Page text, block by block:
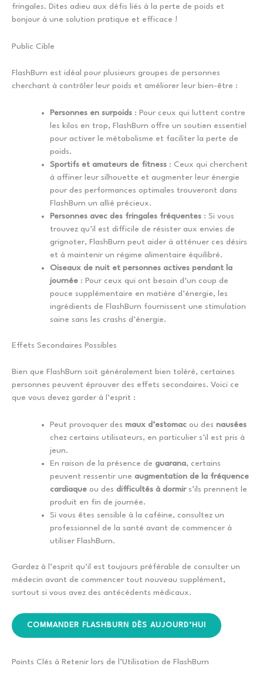
fringales. Dites adieu aux défis liés à la perte de poids et
bonjour à une solution pratique et efficace !
Public Cible
FlashBurn est idéal pour plusieurs groupes de personnes
cherchant à contrôler leur poids et améliorer leur bien-être :
Personnes en surpoids : Pour ceux qui luttent contre
les kilos en trop, FlashBurn offre un soutien essentiel
pour activer le métabolisme et faciliter la perte de
poids.
Sportifs et amateurs de fitness : Ceux qui cherchent
à affiner leur silhouette et augmenter leur énergie
pour des performances optimales trouveront dans
FlashBurn un allié précieux.
Personnes avec des fringales fréquentes : Si vous
trouvez qu’il est difficile de résister aux envies de
grignoter, FlashBurn peut aider à atténuer ces désirs
et à maintenir un régime alimentaire équilibré.
Oiseaux de nuit et personnes actives pendant la
journée : Pour ceux qui ont besoin d’un coup de
pouce supplémentaire en matière d’énergie, les
ingrédients de FlashBurn fournissent une stimulation
saine sans les crashs d’énergie.
Effets Secondaires Possibles
Bien que FlashBurn soit généralement bien toléré, certaines
personnes peuvent éprouver des effets secondaires. Voici ce
que vous devez garder à l’esprit :
Peut provoquer des maux d’estomac ou des nausées
chez certains utilisateurs, en particulier s’il est pris à
jeun.
En raison de la présence de guarana, certains
peuvent ressentir une augmentation de la fréquence
cardiaque ou des difficultés à dormirs’ils prennent le
produit en fin de journée.
Si vous êtes sensible à la caféine, consultez un
professionnel de la santé avant de commencer à
utiliser FlashBurn.
Gardez à l’esprit qu’il est toujours préférable de consulter un
médecin avant de commencer tout nouveau supplément,
surtout si vous avez des antécédents médicaux.
COMMANDER FLASHBURN DÈS AUJOURD’HUI
Points Clés à Retenir lors de l’Utilisation de FlashBurn